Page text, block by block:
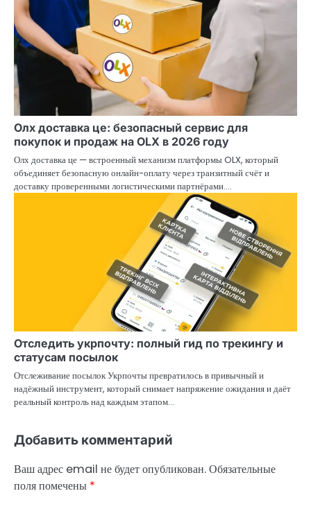
Олх доставка це: безопасный сервис для
покупок и продаж на OLX в 2026 году
Олх доставка це — встроенный механизм платформы OLX, который
объединяет безопасную онлайн-оплату через транзитный счёт и
доставку проверенными логистическими партнёрами.…
Отследить укрпочту: полный гид по трекингу и
статусам посылок
Отслеживание посылок Укрпочты превратилось в привычный и
надёжный инструмент, который снимает напряжение ожидания и даёт
реальный контроль над каждым этапом…
Добавить комментарий
Ваш адрес email не будет опубликован.Обязательные
поля помечены *